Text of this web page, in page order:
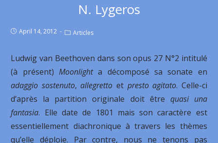
N. Lygeros
April 14, 2012 Articles
Ludwig van Beethoven dans son opus 27 N°2 intitulé
(à présent)Moonlighta décomposé sa sonate en
adaggio sostenuto,allegretto et presto agitato. Celle-ci
d’après la partition originale doit être quasi una
fantasia. Elle date de 1801 mais son caractère est
essentiellement diachronique à travers les thèmes
qu’elle déploie. Par contre, nous ne tenons pas